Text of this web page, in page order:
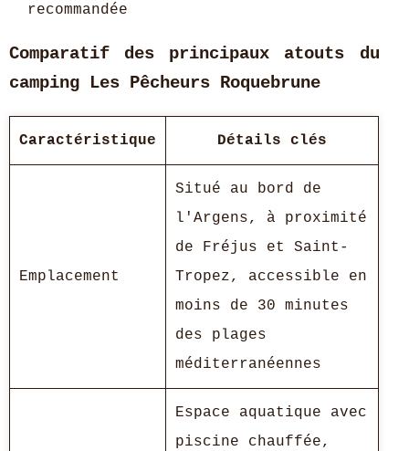
recommandée
Comparatif des principaux atouts du
camping Les Pêcheurs Roquebrune
Caractéristique Détails clés
Emplacement
Situé au bord de
l'Argens, à proximité
de Fréjus et Saint-
Tropez, accessible en
moins de 30 minutes
des plages
méditerranéennes
Espace aquatique avec
piscine chauffée,